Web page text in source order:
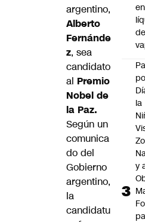
argentino,
Alberto
Fernánde
z, sea
candidato
al Premio
Nobel de
la Paz.
Según un
comunica
do del
Gobierno
argentino,
la
candidatu
en
de
la
y